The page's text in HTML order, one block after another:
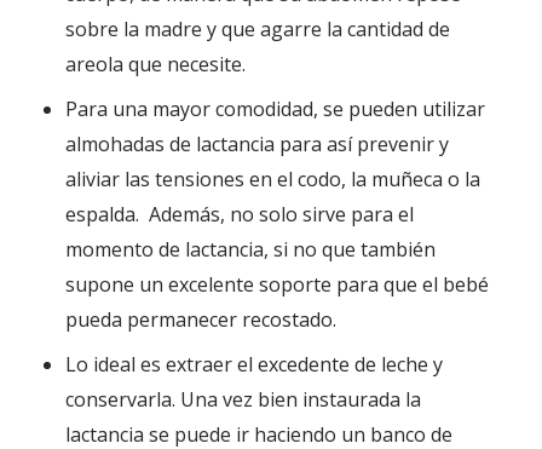
sobre la madre y que agarre la cantidad de
areola que necesite.
Para una mayor comodidad, se pueden utilizar
almohadas de lactancia para así prevenir y
aliviar las tensiones en el codo, la muñeca o la
espalda. Además, no solo sirve para el
momento de lactancia, si no que también
supone un excelente soporte para que el bebé
pueda permanecer recostado.
Lo ideal es extraer el excedente de leche y
conservarla. Una vez bien instaurada la
lactancia se puede ir haciendo un banco de